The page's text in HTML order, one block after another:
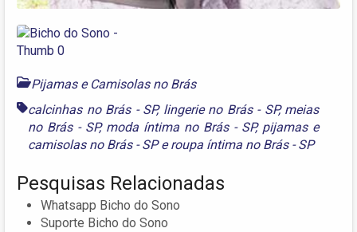
Pijamas e Camisolas no Brás
calcinhas no Brás - SP, lingerie no Brás - SP, meias
no Brás - SP, moda íntima no Brás - SP, pijamas e
camisolas no Brás - SPeroupa íntima no Brás - SP
Pesquisas Relacionadas
Whatsapp Bicho do Sono
Suporte Bicho do Sono